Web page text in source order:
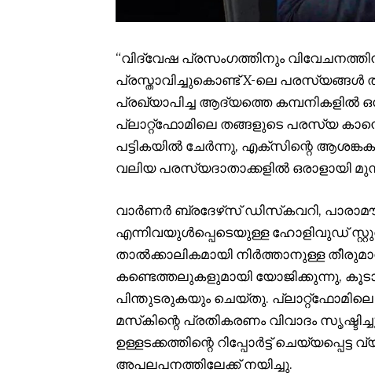
“വിദ്വേഷ പ്രസംഗത്തിനും
പ്രസ്താവിച്ചുകൊണ്ട് X-ലെ പരസ്യങ്ങൾ
പ്രഖ്യാപിച്ച ആദ്യത്തെ കമ്പനികളിൽ
പ്ലാറ്റ്‌ഫോമിലെ തങ്ങളുടെ പരസ്യ
പട്ടികയിൽ ചേർന്നു, എക്‌സിന്റെ
വലിയ പരസ്യദാതാക്കളിൽ ഒരാളായി
വാർണർ ബ്രദേഴ്‌സ് ഡിസ്‌കവറി,
എന്നിവയുൾപ്പെടെയുള്ള ഹോളിവുഡ്
താൽക്കാലികമായി നിർത്താനുള്ള
കണ്ടെത്തലുകളുമായി യോജിക്കുന്നു,
പിന്തുടരുകയും ചെയ്തു.
മസ്‌കിന്റെ പ്രതികരണം വിവാദം
ഉള്ളടക്കത്തിന്റെ റിപ്പോർട്ട്
അപലപനത്തിലേക്ക് നയിച്ചു.